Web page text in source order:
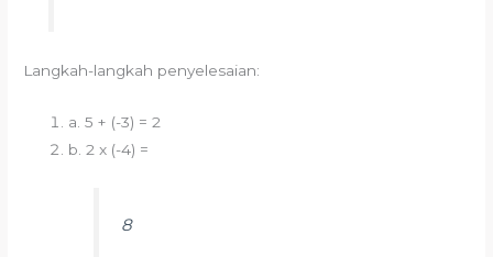
Langkah-langkah penyelesaian:
a. 5 + (-3) = 2
b. 2 x (-4) =
8